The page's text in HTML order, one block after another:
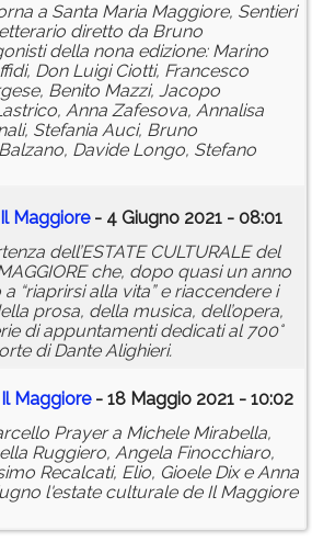
a Santa Maria Maggiore, Sentieri
diretto da Bruno
della nona edizione: Marino
Don Luigi Ciotti, Francesco
Benito Mazzi, Jacopo
Anna Zafesova, Annalisa
Stefania Auci, Bruno
Davide Longo, Stefano
Maggiore- 4 Giugno 2021 - 08:01
dell’ESTATE CULTURALE del
che, dopo quasi un anno
“riaprirsi alla vita” e riaccendere i
prosa, della musica, dell’opera,
di appuntamenti dedicati al 700°
di Dante Alighieri.
Maggiore- 18 Maggio 2021 - 10:02
Prayer a Michele Mirabella,
Ruggiero, Angela Finocchiaro,
Recalcati, Elio, Gioele Dix e Anna
l'estate culturale de Il Maggiore